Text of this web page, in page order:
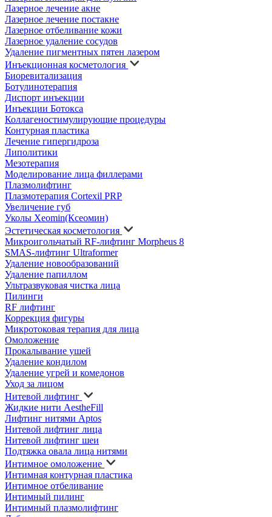
Лазерное лечение акне
Лазерное лечение постакне
Лазерное отбеливание кожи
Лазерное удаление сосудов
Удаление пигментных пятен лазером
Инъекционная косметология
Биоревитализация
Ботулинотерапия
Диспорт инъекции
Инъекции Ботокса
Коллагеностимулирующие процедуры
Контурная пластика
Лечение гипергидроза
Липолитики
Мезотерапия
Моделирование лица филлерами
Плазмолифтинг
Плазмотерапия Cortexil PRP
Увеличение губ
Уколы Xeomin(Ксеомин)
Эстетическая косметология
Микроигольчатый RF-лифтинг Morpheus 8
SMAS-лифтинг Ultraformer
Удаление новообразований
Удаление папиллом
Ультразвуковая чистка лица
Пилинги
RF лифтинг
Коррекция фигуры
Микротоковая терапия для лица
Омоложение
Прокалывание ушей
Удаление кондилом
Удаление угрей и комедонов
Уход за лицом
Нитевой лифтинг
Жидкие нити AestheFill
Лифтинг нитями Aptos
Нитевой лифтинг лица
Нитевой лифтинг шеи
Подтяжка овала лица нитями
Интимное омоложение
Интимная контурная пластика
Интимное отбеливание
Интимный пилинг
Интимный плазмолифтинг